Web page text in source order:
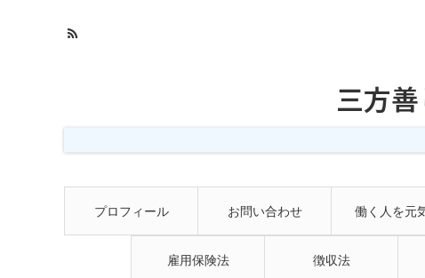
三方
プロフィール お問い合わせ 働く人を元
雇用保険法 徴収法